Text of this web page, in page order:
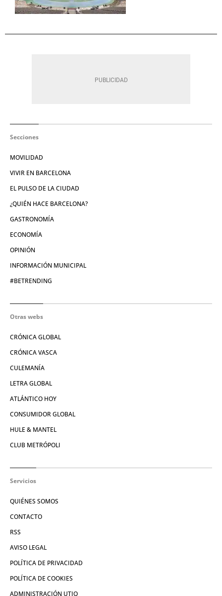
Secciones
MOVILIDAD
VIVIR EN BARCELONA
EL PULSO DE LA CIUDAD
¿QUIÉN HACE BARCELONA?
GASTRONOMÍA
ECONOMÍA
OPINIÓN
INFORMACIÓN MUNICIPAL
#BETRENDING
Otras webs
CRÓNICA GLOBAL
CRÓNICA VASCA
CULEMANÍA
LETRA GLOBAL
ATLÁNTICO HOY
CONSUMIDOR GLOBAL
HULE & MANTEL
CLUB METRÓPOLI
Servicios
QUIÉNES SOMOS
CONTACTO
RSS
AVISO LEGAL
POLÍTICA DE PRIVACIDAD
POLÍTICA DE COOKIES
ADMINISTRACIÓN UTIQ